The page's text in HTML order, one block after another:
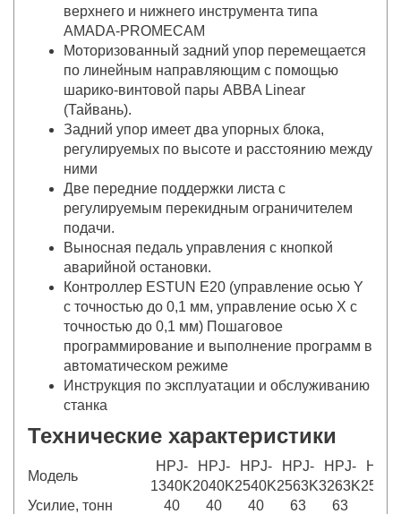
верхнего и нижнего инструмента типа
AMADA-PROMECAM
Моторизованный задний упор перемещается
по линейным направляющим с помощью
шарико-винтовой пары ABBA Linear
(Тайвань).
Задний упор имеет два упорных блока,
регулируемых по высоте и расстоянию между
ними
Две передние поддержки листа с
регулируемым перекидным ограничителем
подачи.
Выносная педаль управления с кнопкой
аварийной остановки.
Контроллер ESTUN E20 (управление осью Y
с точностью до 0,1 мм, управление осью Х с
точностью до 0,1 мм) Пошаговое
программирование и выполнение программ в
автоматическом режиме
Инструкция по эксплуатации и обслуживанию
станка
Технические характеристики
Модель
HPJ-
1340K
HPJ-
2040K
HPJ-
2540K
HPJ-
2563K
HPJ-
3263K
HPJ-
Усилие, тонн
40 40 40 63 63